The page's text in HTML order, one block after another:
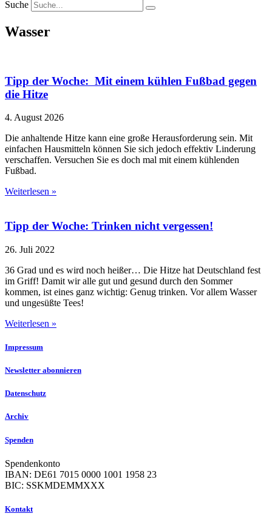
Suche
Wasser
Tipp der Woche: Mit einem kühlen Fußbad gegen
die Hitze
4. August 2026
Die anhaltende Hitze kann eine große Herausforderung sein. Mit
einfachen Hausmitteln können Sie sich jedoch effektiv Linderung
verschaffen. Versuchen Sie es doch mal mit einem kühlenden
Fußbad.
Weiterlesen »
Tipp der Woche: Trinken nicht vergessen!
26. Juli 2022
36 Grad und es wird noch heißer… Die Hitze hat Deutschland fest
im Griff! Damit wir alle gut und gesund durch den Sommer
kommen, ist eines ganz wichtig: Genug trinken. Vor allem Wasser
und ungesüßte Tees!
Weiterlesen »
Impressum
Newsletter abonnieren
Datenschutz
Archiv
Spenden
Spendenkonto
IBAN: DE61 7015 0000 1001 1958 23
BIC: SSKMDEMMXXX
Kontakt